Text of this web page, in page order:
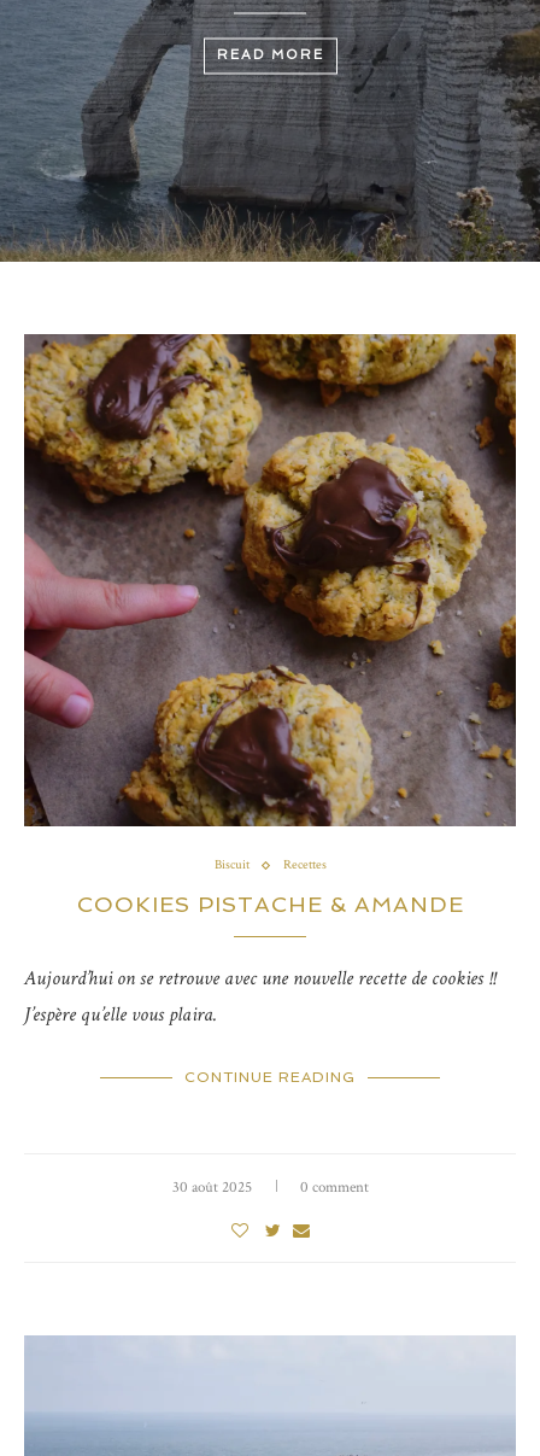
READ MORE
Biscuit Recettes
COOKIES PISTACHE & AMANDE
Aujourd’hui on se retrouve avec une nouvelle recette de cookies !!
J’espère qu’elle vous plaira.
CONTINUE READING
30 août 2025 0 comment